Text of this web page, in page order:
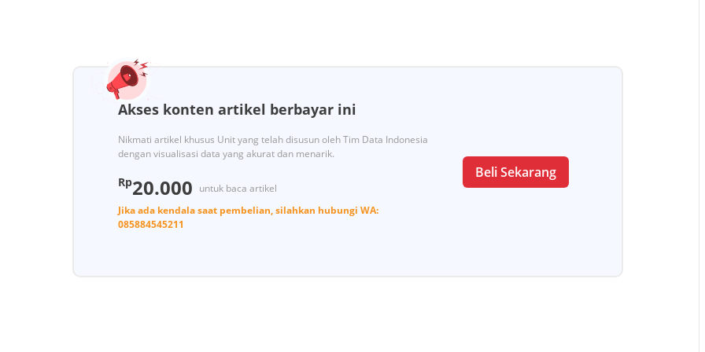
Akses konten artikel berbayar ini
Nikmati artikel khusus Unit yang telah disusun oleh Tim Data Indonesia
dengan visualisasi data yang akurat dan menarik.
Rp20.000 untuk baca artikel
Jika ada kendala saat pembelian, silahkan hubungi WA:
085884545211
Beli Sekarang